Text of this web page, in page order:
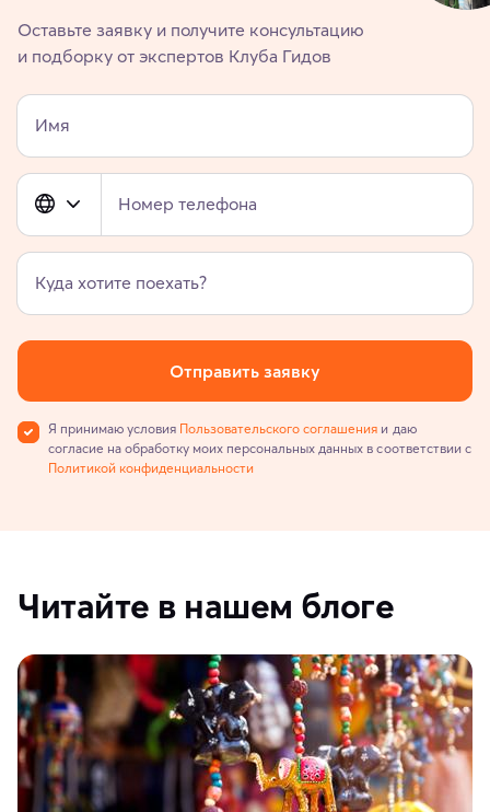
Оставьте заявку и получите консультацию
и подборку от экспертов Клуба Гидов
Имя
Номер телефона
Куда хотите поехать?
Отправить заявку
Я принимаю условия Пользовательского соглашения и даю
согласие на обработку моих персональных данных в соответствии с
Политикой конфиденциальности
Читайте в нашем блоге